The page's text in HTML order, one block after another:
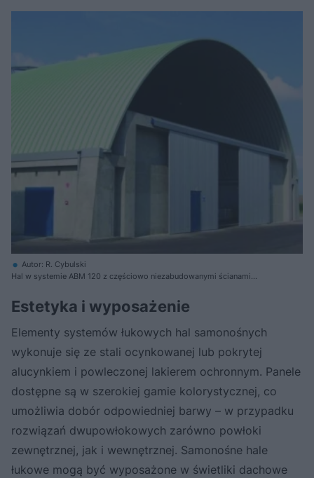
Autor: R. Cybulski
Hal w systemie ABM 120 z częściowo niezabudowanymi ścianami
Estetyka i wyposażenie
Elementy systemów łukowych hal samonośnych
wykonuje się ze stali ocynkowanej lub pokrytej
alucynkiem i powleczonej lakierem ochronnym. Panele
dostępne są w szerokiej gamie kolorystycznej, co
umożliwia dobór odpowiedniej barwy – w przypadku
rozwiązań dwupowłokowych zarówno powłoki
zewnętrznej, jak i wewnętrznej. Samonośne hale
łukowe mogą być wyposażone w świetliki dachowe